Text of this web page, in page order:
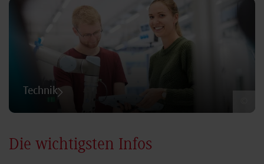
Technik
Die wichtigsten Infos